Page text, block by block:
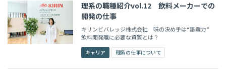
理系の職種紹介vol.12 飲料メーカーでの
開発の仕事
キリンビバレッジ株式会社 味の決め手は“語彙力”
飲料開発職に必要な資質とは？
キャリア 理系の仕事について